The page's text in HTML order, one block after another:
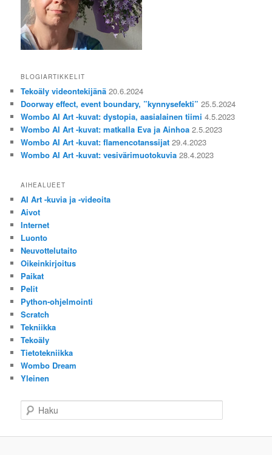
BLOGIARTIKKELIT
Tekoäly videontekijänä 20.6.2024
Doorway effect, event boundary, ”kynnysefekti” 25.5.2024
Wombo AI Art -kuvat: dystopia, aasialainen tiimi 4.5.2023
Wombo AI Art -kuvat: matkalla Eva ja Ainhoa 2.5.2023
Wombo AI Art -kuvat: flamencotanssijat 29.4.2023
Wombo AI Art -kuvat: vesivärimuotokuvia 28.4.2023
AIHEALUEET
AI Art -kuvia ja -videoita
Aivot
Internet
Luonto
Neuvottelutaito
Oikeinkirjoitus
Paikat
Pelit
Python-ohjelmointi
Scratch
Tekniikka
Tekoäly
Tietotekniikka
Wombo Dream
Yleinen
a